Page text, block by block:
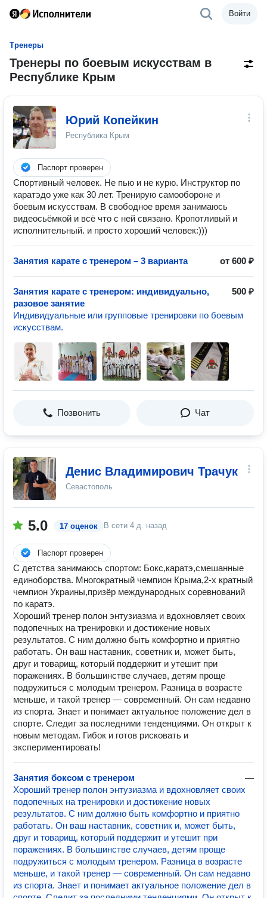
Войти
Тренеры
Тренеры по боевым искусствам в
Республике Крым
Юрий Копейкин
Республика Крым
Паспорт проверен
Спортивный человек. Не пью и не курю. Инструктор по
каратэдо уже как 30 лет. Тренирую самообороне и
боевым искусствам. В свободное время занимаюсь
видеосьёмкой и всё что с ней связано. Кропотливый и
исполнительный. и просто хороший человек:)))
Занятия карате с тренером – 3 варианта от 600 ₽
Занятия карате с тренером: индивидуально,
разовое занятие
500 ₽
Индивидуальные или групповые тренировки по боевым
искусствам.
Позвонить Чат
Денис Владимирович Трачук
Севастополь
5.0 17 оценок В сети 4 д. назад
Паспорт проверен
С детства занимаюсь спортом: Бокс,каратэ,смешанные
единоборства. Многократный чемпион Крыма,2-х кратный
чемпион Украины,призёр международных соревнований
по каратэ.
Хороший тренер полон энтузиазма и вдохновляет своих
подопечных на тренировки и достижение новых
результатов. С ним должно быть комфортно и приятно
работать. Он ваш наставник, советник и, может быть,
друг и товарищ, который поддержит и утешит при
поражениях. В большинстве случаев, детям проще
подружиться с молодым тренером. Разница в возрасте
меньше, и такой тренер — современный. Он сам недавно
из спорта. Знает и понимает актуальное положение дел в
спорте. Следит за последними тенденциями. Он открыт к
новым методам. Гибок и готов рисковать и
экспериментировать!
Занятия боксом с тренером
—
Хороший тренер полон энтузиазма и вдохновляет своих
подопечных на тренировки и достижение новых
результатов. С ним должно быть комфортно и приятно
работать. Он ваш наставник, советник и, может быть,
друг и товарищ, который поддержит и утешит при
поражениях. В большинстве случаев, детям проще
подружиться с молодым тренером. Разница в возрасте
меньше, и такой тренер — современный. Он сам недавно
из спорта. Знает и понимает актуальное положение дел в